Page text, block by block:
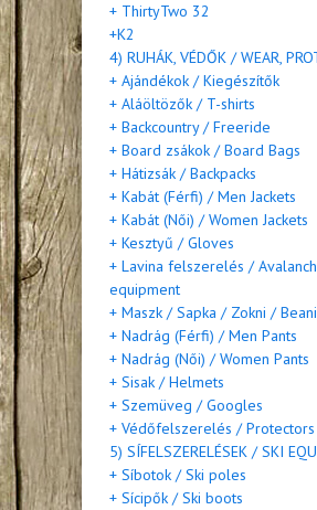
+ ThirtyTwo 32
+K2
4) RUHÁK, VÉDŐK / WEAR,
+ Ajándékok / Kiegészítők
+ Aláöltözők / T-shirts
+ Backcountry / Freeride
+ Board zsákok / Board Bags
+ Hátizsák / Backpacks
+ Kabát (Férfi) / Men Jackets
+ Kabát (Női) / Women Jackets
+ Kesztyű / Gloves
+ Lavina felszerelés /
equipment
+ Maszk / Sapka / Zokni /
+ Nadrág (Férfi) / Men Pants
+ Nadrág (Női) / Women Pants
+ Sisak / Helmets
+ Szemüveg / Googles
+ Védőfelszerelés / Protectors
5) SÍFELSZERELÉSEK / SKI
+ Síbotok / Ski poles
+ Sícipők / Ski boots